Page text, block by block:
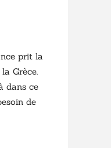
prit la
Grèce.
dans ce
de